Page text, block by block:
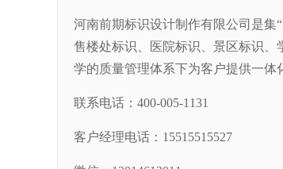
河南前期标识设计制作有限公司是集
售楼处标识、医院标识、景区标识
学的质量管理体系下为客户提供一体
联系电话：400-005-1131
客户经理电话：15515515527